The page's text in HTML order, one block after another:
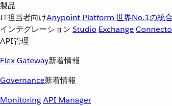
製品
IT担当者向けAnypoint Platform 世界No.1の統
インテグレーション Studio Exchange
API管理
Flex Gateway新着情報
Governance新着情報
MonitoringAPI Manager